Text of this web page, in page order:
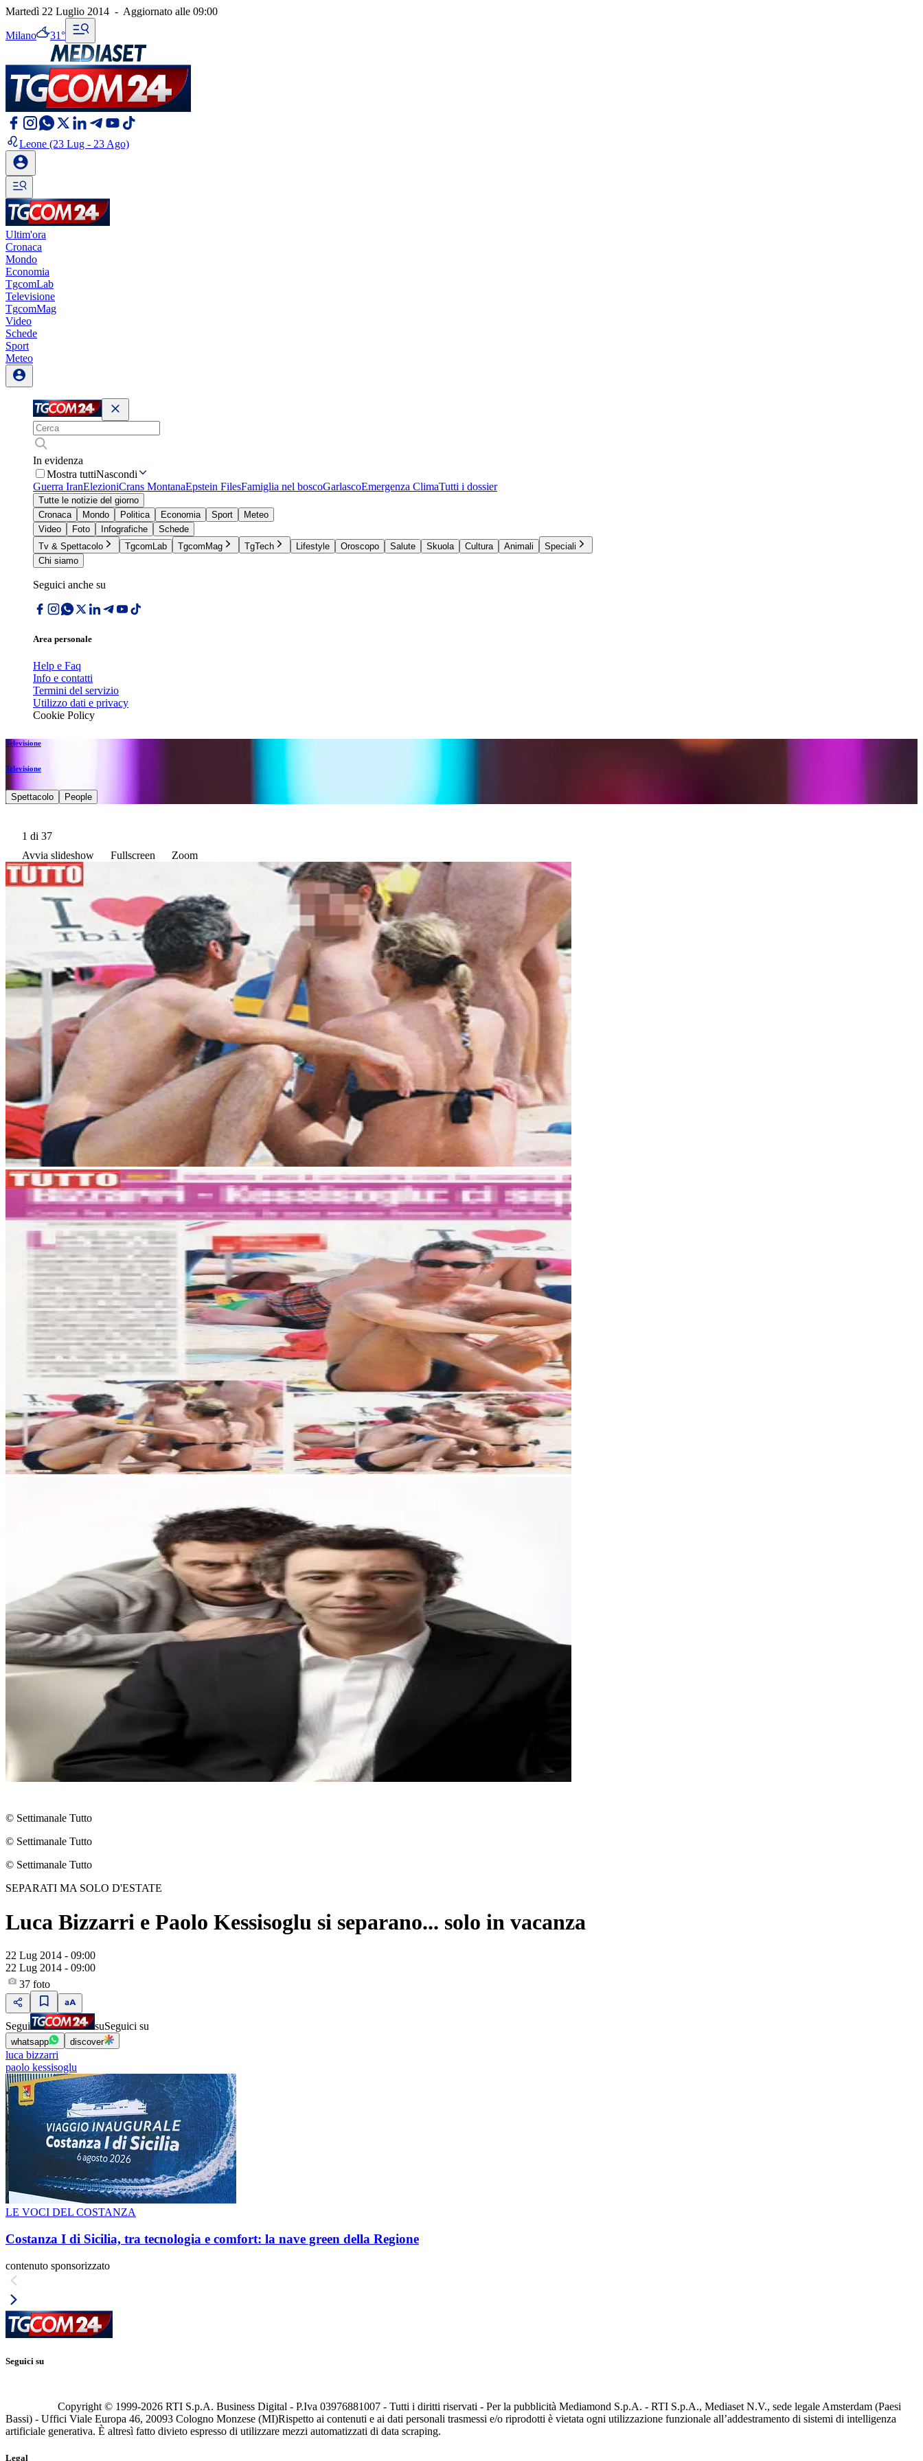
Martedì 22 Luglio 2014 - Aggiornato alle 09:00
Milano 31°
Leone (23 Lug - 23 Ago)
Ultim'ora
Cronaca
Mondo
Economia
TgcomLab
Televisione
TgcomMag
Video
Schede
Sport
Meteo
In evidenza
Mostra tuttiNascondi
Guerra IranElezioniCrans MontanaEpstein FilesFamiglia nel boscoGarlascoEmergenza ClimaTutti i dossier
Tutte le notizie del giorno
Cronaca
Mondo Politica Economia Sport
Meteo
Video
Foto Infografiche
Schede
Tv & Spettacolo
TgcomLab TgcomMag TgTech Lifestyle Oroscopo Salute Skuola Cultura Animali
Speciali
Chi siamo
Seguici anche su
Area personale
Help e Faq
Info e contatti
Termini del servizio
Utilizzo dati e privacy
Cookie Policy
Televisione
Televisione
Spettacolo People
1 di 37
Avvia slideshow
Fullscreen Zoom
© Settimanale Tutto
© Settimanale Tutto
© Settimanale Tutto
SEPARATI MA SOLO D'ESTATE
Luca Bizzarri e Paolo Kessisoglu si separano... solo in vacanza
22 Lug 2014 - 09:00
22 Lug 2014 - 09:00
37 foto
Segui suSeguici su
whatsapp discover
luca bizzarri
paolo kessisoglu
LE VOCI DEL COSTANZA
Costanza I di Sicilia, tra tecnologia e comfort: la nave green della Regione
contenuto sponsorizzato
Seguici su
Copyright © 1999-2026 RTI S.p.A. Business Digital - P.Iva 03976881007 - Tutti i diritti riservati - Per la pubblicità Mediamond S.p.A. - RTI S.p.A., Mediaset N.V., sede legale Amsterdam (Paesi
Bassi) - Uffici Viale Europa 46, 20093 Cologno Monzese (MI)Rispetto ai contenuti e ai dati personali trasmessi e/o riprodotti è vietata ogni utilizzazione funzionale all’addestramento di sistemi di intelligenza
artificiale generativa. È altresì fatto divieto espresso di utilizzare mezzi automatizzati di data scraping.
Legal